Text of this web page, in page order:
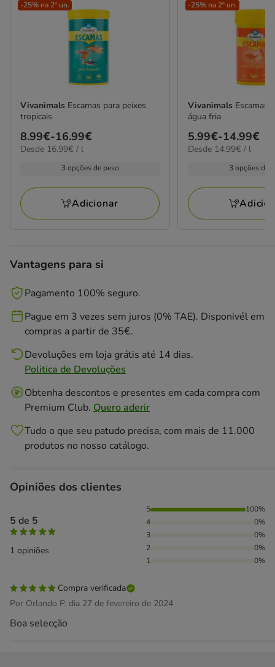
-25% na 2ª un.
Vivanimals Escamas para peixes
tropicais
Preço
de
16.99€
8.99€-16.99€
16.99€
Desde 16.99€ / l
3 opções de peso
Adicionar
-25% na 2ª un.
Vivanimals Escamas
água fria
Preço
de
14.99€
5.99€-14.99€
14.99€
Desde 14.99€ / l
3 opções de
Vantagens para si
Pagamento 100% seguro.
Pague em 3 vezes sem juros (0% TAE). Disponivél em
compras a partir de 35€.
Devoluções em loja grátis até 14 dias.
Politica de Devoluções
Obtenha descontos e presentes em cada compra com
Premium Club. Quero aderir
Tudo o que seu patudo precisa, com mais de 11.000
produtos no nosso catálogo.
Opiniões dos clientes
5 de 5
1 opiniões
100% das pessoas avaliaram com 5 estrelas,
5
100%
4
0%
3
0%
2
0%
1
0%
Compra verificada
Por Orlando P. dia 27 de fevereiro de 2024
Boa selecção